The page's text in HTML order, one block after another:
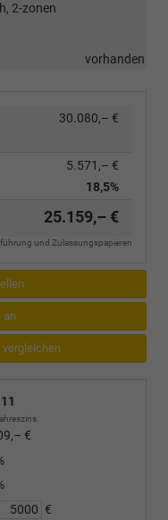
2-zonen
vorhanden
30.080,– €
5.571,– €
18,5%
25.159,– €
und Zulassungspapieren
an
vergleichen
€
€